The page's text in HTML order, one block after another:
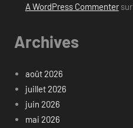
A WordPress Commentersur
Archives
août 2026
juillet 2026
juin 2026
mai 2026